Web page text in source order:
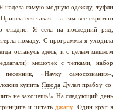
надела самую модную одежду, туфли
вся такая… а там все скромно
стыдно. Я села на последний ряд,
помаду. С программы я уходила
останусь здесь, и с целым мешком
мешочек с четками, набор
«Науку самосознания»,
купить ЯшодаДулал прабху со
не захочешь!» На следующий день
и читать джапу. Один круг я